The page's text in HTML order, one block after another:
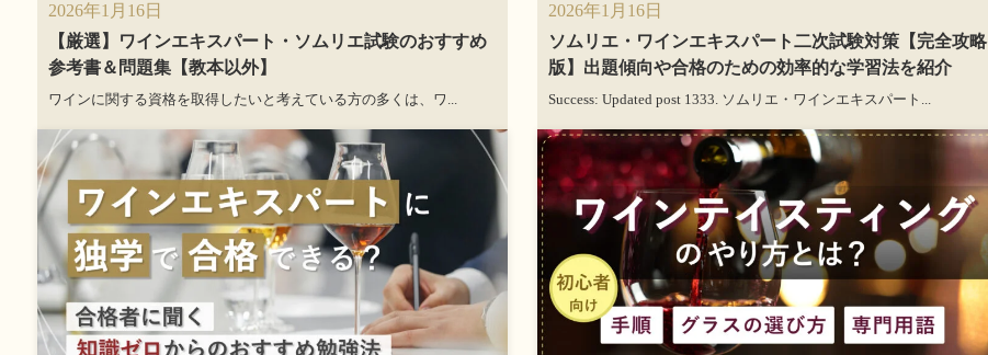
2026年1月16日
【厳選】ワインエキスパート・ソムリエ試験のおすすめ
参考書＆問題集【教本以外】
ワインに関する資格を取得したいと考えている方の多くは、ワ...
2026年1月16日
ソムリエ・ワインエキスパート二次試験対策【完全攻略
版】出題傾向や合格のための効率的な学習法を紹介
Success: Updated post 1333. ソムリエ・ワインエキスパート...